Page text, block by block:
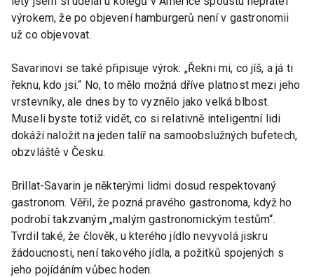
výrokem, že po objevení hamburgerů není v gastronomii
už co objevovat.
Savarinovi se také připisuje výrok: „Řekni mi, co jíš, a já ti
řeknu, kdo jsi.“ No, to mělo možná dříve platnost mezi jeho
vrstevníky, ale dnes by to vyznělo jako velká blbost.
Museli byste totiž vidět, co si relativně inteligentní lidi
dokáží naložit na jeden talíř na samoobslužných bufetech,
obzvláště v Česku.
Brillat-Savarin je některými lidmi dosud respektovaný
gastronom. Věřil, že pozná pravého gastronoma, když ho
podrobí takzvaným „malým gastronomickým testům“.
Tvrdil také, že člověk, u kterého jídlo nevyvolá jiskru
žádoucnosti, není takového jídla, a požitků spojených s
jeho pojídáním vůbec hoden.